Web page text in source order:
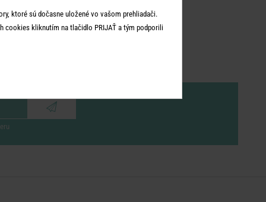
ktoré sú dočasne uložené vo vašom prehliadači.
cookies kliknutím na tlačidlo PRIJAŤ a tým podporili